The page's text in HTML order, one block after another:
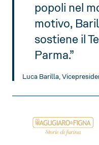
popoli nel
motivo,
sostiene il
Parma.”
Luca Barilla,